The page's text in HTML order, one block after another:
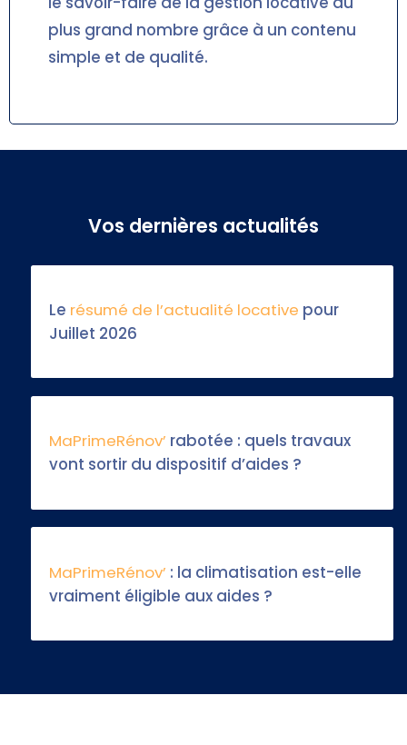
plus grand nombre grâce à un contenu
simple et de qualité.
Vos dernières actualités
Le résumé de l’actualité locative pour
Juillet 2026
MaPrimeRénov’ rabotée : quels travaux
vont sortir du dispositif d’aides ?
MaPrimeRénov’ : la climatisation est-elle
vraiment éligible aux aides ?